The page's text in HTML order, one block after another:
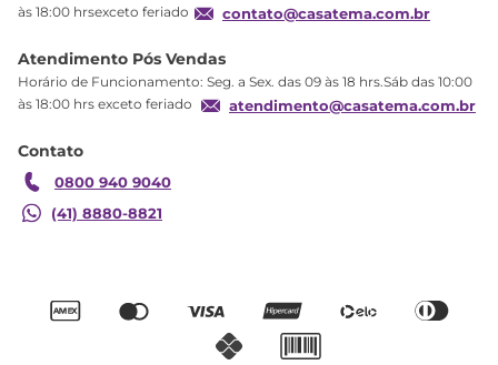
Troca
Garantia
às 18:00 hrsexceto feriado
contato@casatema.com.br
Atendimento Pós Vendas
Horário de Funcionamento: Seg. a Sex. das 09 às 18 hrs.Sáb das 10:00
às 18:00 hrs exceto feriado
atendimento@casatema.com.br
Contato
0800 940 9040
(41) 8880-8821